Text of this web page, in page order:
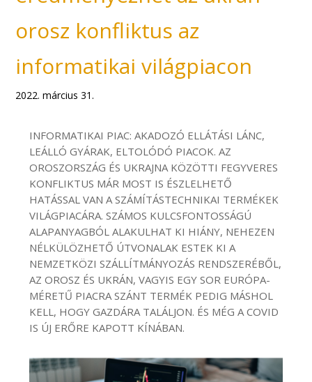
orosz konfliktus az
informatikai világpiacon
2022. március 31.
INFORMATIKAI PIAC: AKADOZÓ ELLÁTÁSI LÁNC,
LEÁLLÓ GYÁRAK, ELTOLÓDÓ PIACOK. AZ
OROSZORSZÁG ÉS UKRAJNA KÖZÖTTI FEGYVERES
KONFLIKTUS MÁR MOST IS ÉSZLELHETŐ
HATÁSSAL VAN A SZÁMÍTÁSTECHNIKAI TERMÉKEK
VILÁGPIACÁRA. SZÁMOS KULCSFONTOSSÁGÚ
ALAPANYAGBÓL ALAKULHAT KI HIÁNY, NEHEZEN
NÉLKÜLÖZHETŐ ÚTVONALAK ESTEK KI A
NEMZETKÖZI SZÁLLÍTMÁNYOZÁS RENDSZERÉBŐL,
AZ OROSZ ÉS UKRÁN, VAGYIS EGY SOR EURÓPA-
MÉRETŰ PIACRA SZÁNT TERMÉK PEDIG MÁSHOL
KELL, HOGY GAZDÁRA TALÁLJON. ÉS MÉG A COVID
IS ÚJ ERŐRE KAPOTT KÍNÁBAN.